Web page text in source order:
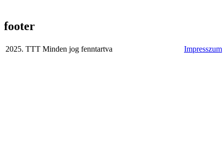
footer
2025. TTT Minden jog fenntartva Impresszum